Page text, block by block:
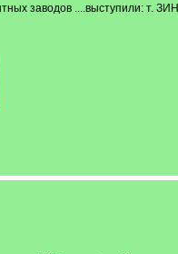
заводов ....выступили: т.